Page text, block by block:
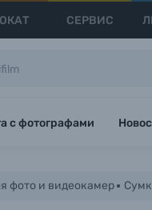
СЕРВИС
с фотографами
фото и видеокамер